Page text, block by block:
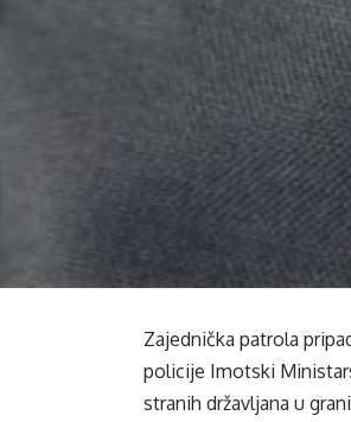
Zajednička patrola
policije Imotski
stranih državljana u